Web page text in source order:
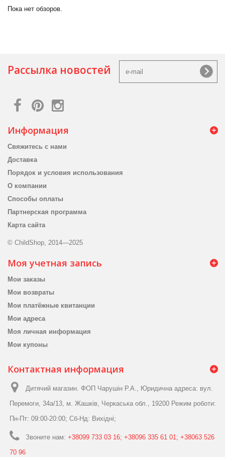
Пока нет обзоров.
Рассылка новостей
Информация
Свяжитесь с нами
Доставка
Порядок и условия использования
О компании
Способы оплаты
Партнерская программа
Карта сайта
© ChildShop, 2014—2025
Моя учетная запись
Мои заказы
Мои возвраты
Мои платёжные квитанции
Мои адреса
Моя личная информация
Мои купоны
Контактная информация
Дитячий магазин. ФОП Чарушін Р.А., Юридична адреса: вул.
Перемоги, 34а/13, м. Жашків, Черкаська обл., 19200 Режим роботи:
Пн-Пт: 09:00-20:00; Сб-Нд: Вихідні;
Звоните нам: +38099 733 03 16; +38096 335 61 01; +38063 526
70 96